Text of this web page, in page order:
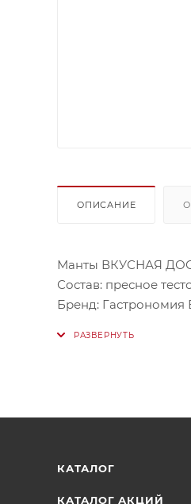
ОПИСАНИЕ
Манты ВКУСНАЯ
Состав: пресное
Бренд: Гастрономия
КАТАЛОГ
КАТАЛОГ АКЦИЙ